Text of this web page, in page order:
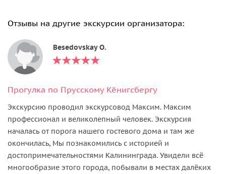
Отзывы на другие экскурсии организатора:
Besedovskay O.
Прогулка по Прусскому Кёнигсбергу
Экскурсию проводил экскурсовод Максим. Максим
профессионал и великолепный человек. Экскурсия
началась от порога нашего гостевого дома и там же
окончилась, Мы познакомились с историей и
достопримечательностями Калининграда. Увидели всё
многообразие этого города, побывали в местах далёких